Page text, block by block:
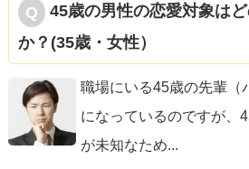
45歳の男性の恋愛対象は
か？(35歳・女性）
職場にいる45歳の先輩（
になっているのですが、
が未知なため...